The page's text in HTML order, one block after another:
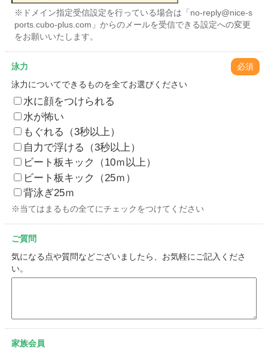
※ドメイン指定受信設定を行っている場合は「no-reply@nice-s
ports.cubo-plus.com」からのメールを受信できる設定への変更
をお願いいたします。
泳力
必須
泳力についてできるものを全てお選びください
水に顔をつけられる
水が怖い
もぐれる（3秒以上）
自力で浮ける（3秒以上）
ビート板キック（10ｍ以上）
ビート板キック（25ｍ）
背泳ぎ25ｍ
※当てはまるもの全てにチェックをつけてください
ご質問
気になる点や質問などございましたら、お気軽にご記入くださ
い。
家族会員